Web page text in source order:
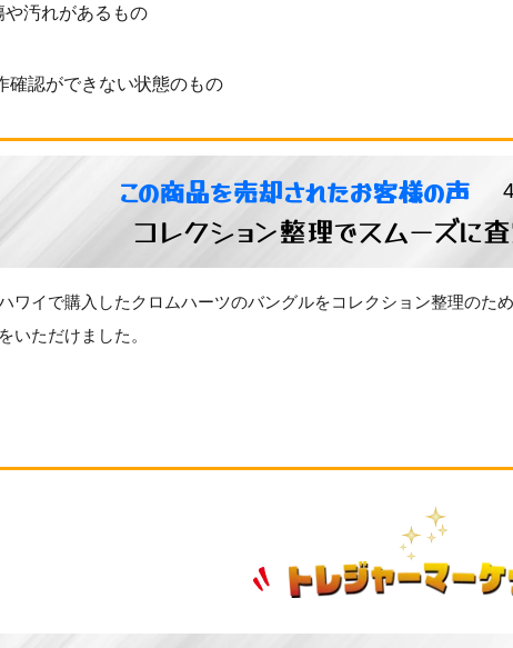
汚れがあるもの
確認ができない状態のもの
この商品を売却されたお客様の声
コレクション整理でスムーズに
ワイで購入したクロムハーツのバングルをコレクション整理のた
をいただけました。